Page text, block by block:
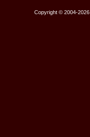
Copyright © 2004-2026